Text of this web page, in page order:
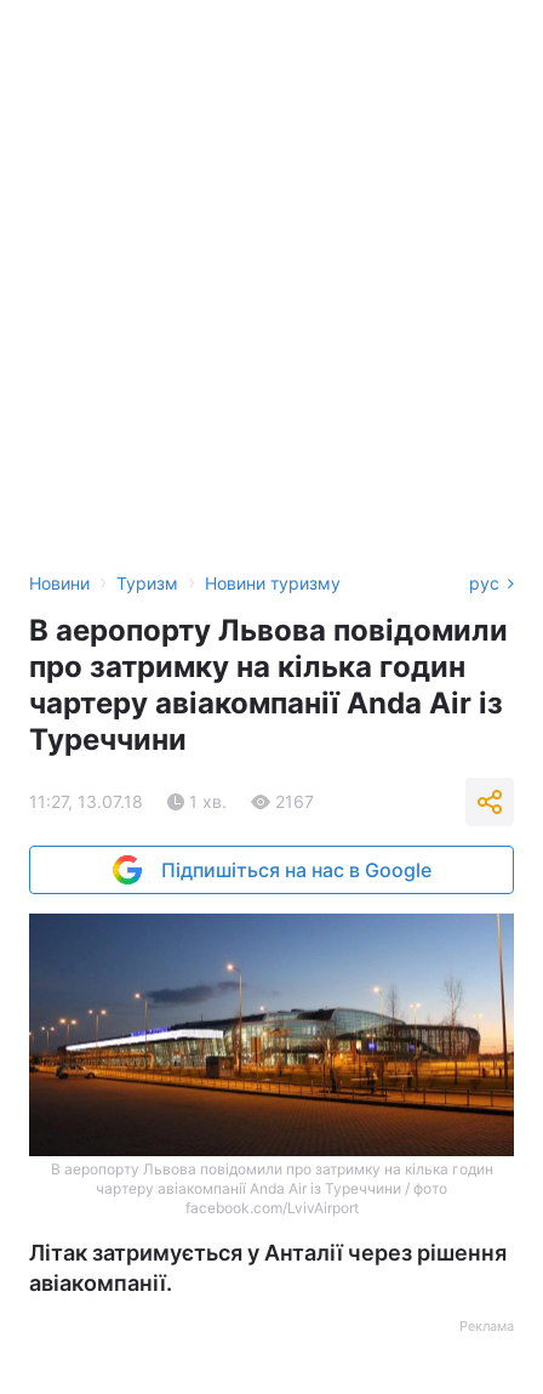
Новини › Туризм › Новини туризму рус
В аеропорту Львова повідомили
про затримку на кілька годин
чартеру авіакомпанії Anda Air із
Туреччини
11:27, 13.07.18 1 хв. 2167
Підпишіться на нас в Google
В аеропорту Львова повідомили про затримку на кілька годин
чартеру авіакомпанії Anda Air із Туреччини / фото
facebook.com/LvivAirport
Літак затримується у Анталії через рішення
авіакомпанії.
Реклама